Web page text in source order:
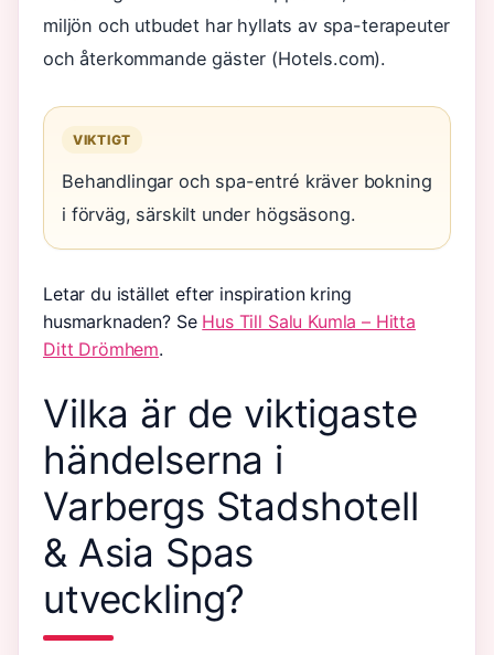
miljön och utbudet har hyllats av spa-terapeuter
och återkommande gäster (Hotels.com).
VIKTIGT
Behandlingar och spa-entré kräver bokning
i förväg, särskilt under högsäsong.
Letar du istället efter inspiration kring
husmarknaden? Se Hus Till Salu Kumla – Hitta
Ditt Drömhem.
Vilka är de viktigaste
händelserna i
Varbergs Stadshotell
& Asia Spas
utveckling?